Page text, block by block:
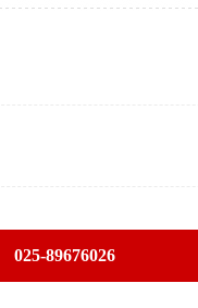
025-89676026